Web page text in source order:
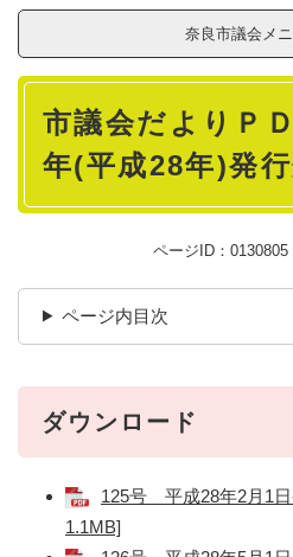
奈良市議会メ
本
市議会だよりＰ
年(平成28年)発行
ページID：0130805
ページ内目次
ダウンロード
125号 平成28年2月1
1.1MB]